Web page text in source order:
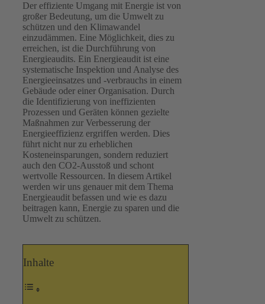
Der effiziente Umgang mit Energie ist von
großer Bedeutung, um die Umwelt zu
schützen und den Klimawandel
einzudämmen. Eine Möglichkeit, dies zu
erreichen, ist die Durchführung von
Energieaudits. Ein Energieaudit ist eine
systematische Inspektion und Analyse des
Energieeinsatzes und -verbrauchs in einem
Gebäude oder einer Organisation. Durch
die Identifizierung von ineffizienten
Prozessen und Geräten können gezielte
Maßnahmen zur Verbesserung der
Energieeffizienz ergriffen werden. Dies
führt nicht nur zu erheblichen
Kosteneinsparungen, sondern reduziert
auch den CO2-Ausstoß und schont
wertvolle Ressourcen. In diesem Artikel
werden wir uns genauer mit dem Thema
Energieaudit befassen und wie es dazu
beitragen kann, Energie zu sparen und die
Umwelt zu schützen.
Inhalte